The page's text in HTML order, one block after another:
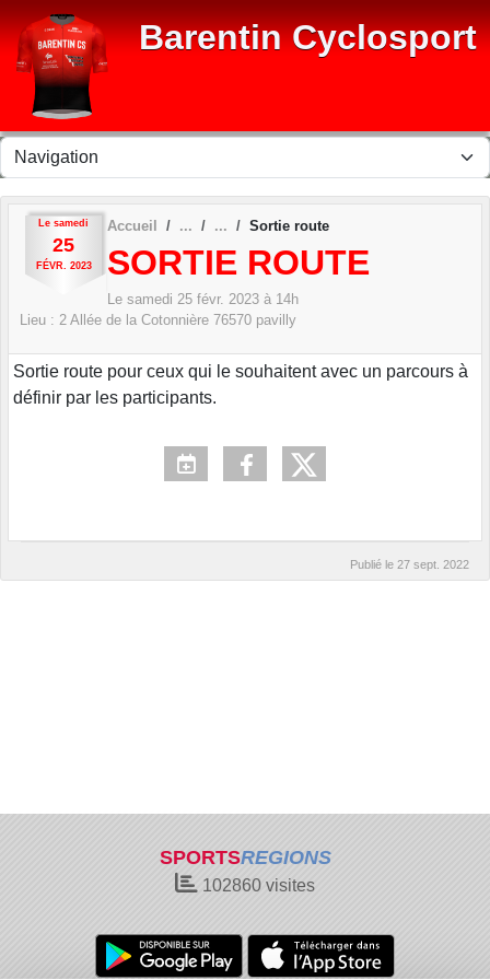
Barentin Cyclosport
Le samedi
25
FÉVR. 2023
Accueil Sortie route
SORTIE ROUTE
Le samedi 25 févr. 2023 à 14h
Lieu : 2 Allée de la Cotonnière 76570 pavilly
Sortie route pour ceux qui le souhaitent avec un parcours à
définir par les participants.
Publié le 27 sept. 2022
SPORTSREGIONS
102860 visites
Panneau de gestion des cookies